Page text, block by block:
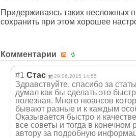
Придерживаясь таких несложных
сохранить при этом хорошее
Комментарии
#1 Стас 29.06.2015 14:55
Здравствуйте, спасибо за
думал как бы сделать это
полезная. Много нюансов
бывают разные и к каждым
Оказывается быстро и
все советы и тогда в конечном
автору за подробную